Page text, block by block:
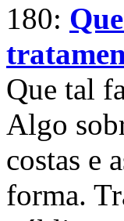
180:
Que tal
Algo
costas e
forma.